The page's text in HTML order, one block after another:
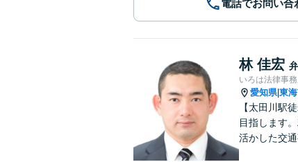
電話でお問い合
林 佳宏
いろは法律事
愛知県|東
【太田川駅
目指します
活かした交